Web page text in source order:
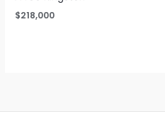
$218,000